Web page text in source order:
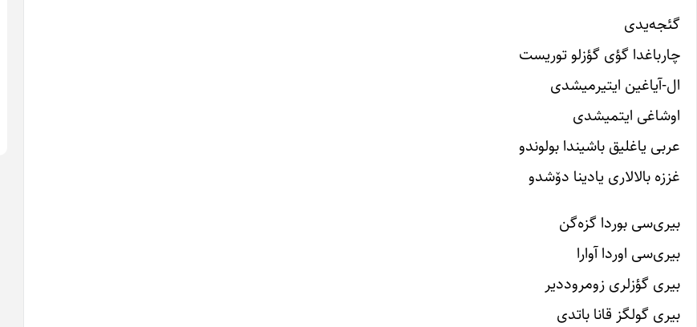
گئجه‌یدی
چارباغدا گؤی گؤزلو توریست
ال-آیاغین ایتیرمیشدی
اوشاغی ایتمیشدی
عربی یاغلیق باشیندا بولوندو
غززه بالالاری یادینا دۆشدو
بیری‌سی بوردا گزه‌گن
بیری‌سی اوردا آوارا
بیری گؤزلری زومروددیر
بیری گولگز قانا باتدی